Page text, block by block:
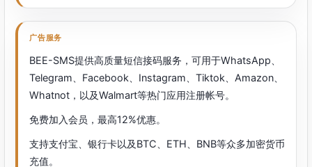
广告服务
BEE-SMS提供高质量短信接码服务，可用于WhatsApp、
Telegram、Facebook、Instagram、Tiktok、Amazon、
Whatnot，以及Walmart等热门应用注册帐号。
免费加入会员，最高12%优惠。
支持支付宝、银行卡以及BTC、ETH、BNB等众多加密货币
充值。